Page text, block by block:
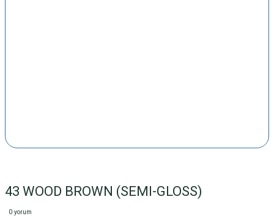
43 WOOD BROWN (SEMI-GLOSS)
0 yorum